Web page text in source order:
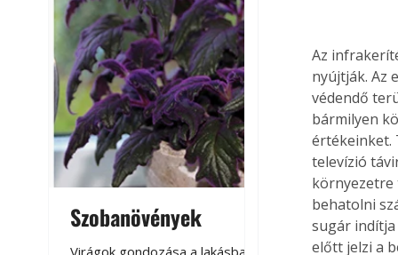
Szobanövények
Virágoskert:
teraszon,
Az
nyújtják. Az
védendő
bármilyen
értékeinket.
televízió
környezetre
behatolni
sugár
előtt jelzi a